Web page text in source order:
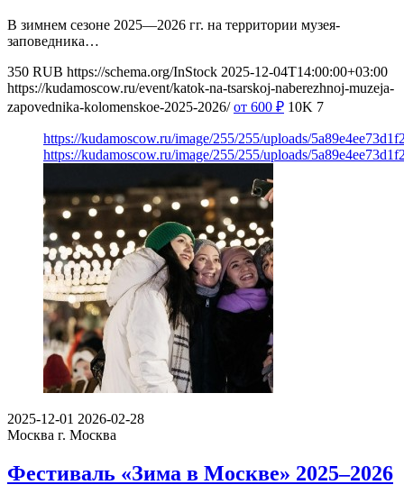
В зимнем сезоне 2025—2026 гг. на территории музея-
заповедника…
350 RUB https://schema.org/InStock 2025-12-04T14:00:00+03:00
https://kudamoscow.ru/event/katok-na-tsarskoj-naberezhnoj-muzeja-
zapovednika-kolomenskoe-2025-2026/ от 600 ₽ 10K 7
https://kudamoscow.ru/image/255/255/uploads/
https://kudamoscow.ru/image/255/255/uploads/
2025-12-01 2026-02-28
Москва г. Москва
Фестиваль «Зима в Москве» 2025–2026